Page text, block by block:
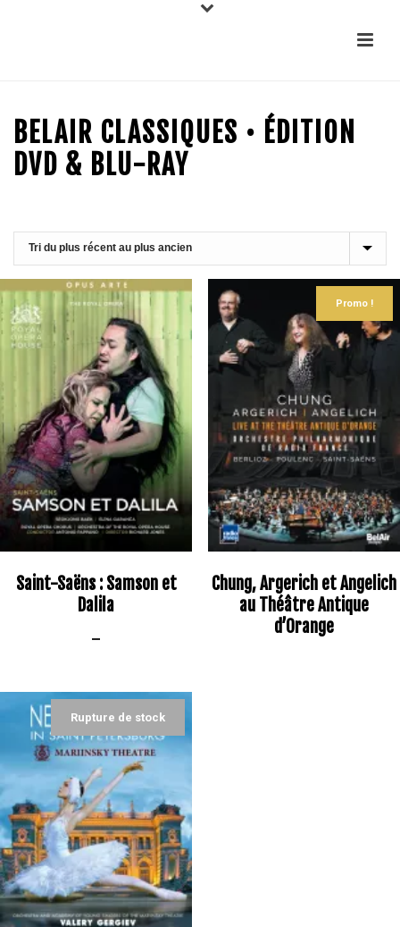
BELAIR CLASSIQUES • ÉDITION
DVD & BLU-RAY
Saint-Saëns : Samson et
Dalila
–
Promo !
Chung, Argerich et Angelich
au Théâtre Antique
d’Orange
Rupture de stock